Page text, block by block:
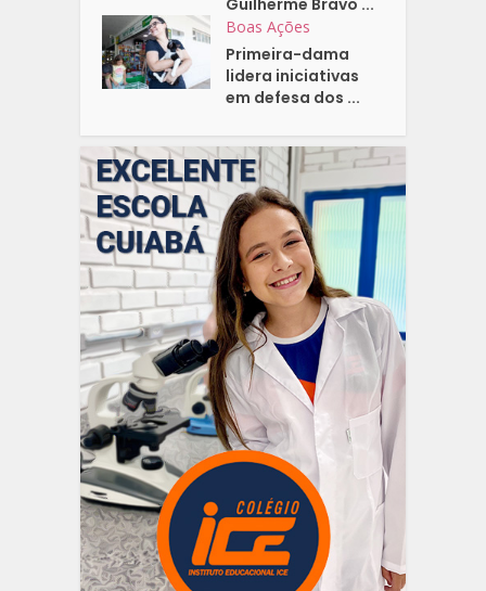
Boas Ações
Primeira-dama
lidera iniciativas
em defesa dos ...